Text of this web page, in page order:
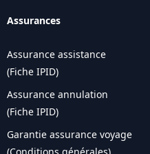
Assurances
Assurance assistance
(Fiche IPID)
Assurance annulation
(Fiche IPID)
Garantie assurance voyage